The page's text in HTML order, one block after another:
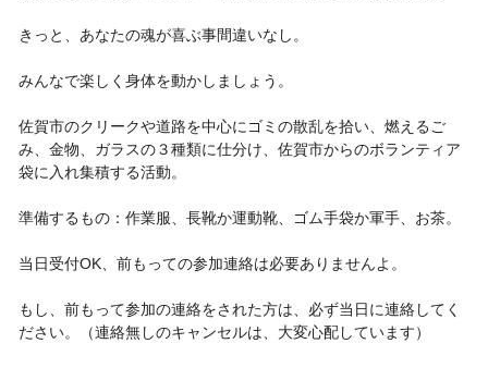
きっと、あなたの魂が喜ぶ事間違いなし。
みんなで楽しく身体を動かしましょう。
佐賀市のクリークや道路を中心にゴミの散乱を拾い、燃えるご
み、金物、ガラスの３種類に仕分け、佐賀市からのボランティア
袋に入れ集積する活動。
準備するもの：作業服、長靴か運動靴、ゴム手袋か軍手、お茶。
当日受付OK、前もっての参加連絡は必要ありませんよ。
もし、前もって参加の連絡をされた方は、必ず当日に連絡してく
ださい。（連絡無しのキャンセルは、大変心配しています）